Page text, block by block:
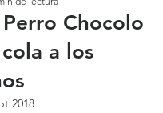
Chocolo
a los
2018